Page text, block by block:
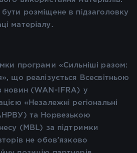
бути розміщене в підзаголовку
матеріалу.
програми «Сильніші разом:
що реалізується Всесвітньою
новин (WAN-IFRA) у
«Незалежні регіональні
та Норвезькою
(MBL) за підтримки
не обов’язково